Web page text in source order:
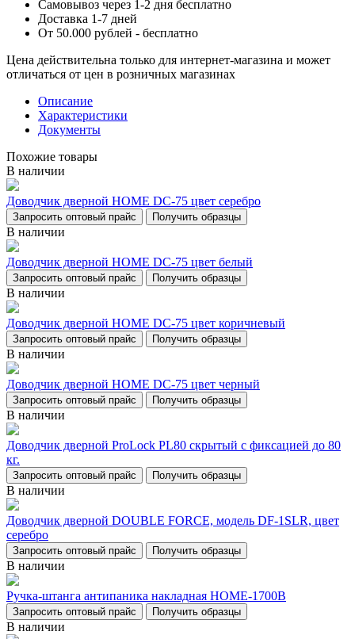
Самовывоз через 1-2 дня бесплатно
Доставка 1-7 дней
От 50.000 рублей - бесплатно
Цена действительна только для интернет-магазина и может
отличаться от цен в розничных магазинах
Описание
Характеристики
Документы
Похожие товары
В наличии
Доводчик дверной НОМЕ DC-75 цвет серебро
Запросить оптовый прайс Получить образцы
В наличии
Доводчик дверной НОМЕ DC-75 цвет белый
Запросить оптовый прайс Получить образцы
В наличии
Доводчик дверной НОМЕ DC-75 цвет коричневый
Запросить оптовый прайс Получить образцы
В наличии
Доводчик дверной НОМЕ DC-75 цвет черный
Запросить оптовый прайс Получить образцы
В наличии
Доводчик дверной ProLock PL80 скрытый с фиксацией до 80
кг.
Запросить оптовый прайс Получить образцы
В наличии
Доводчик дверной DOUBLE FORCE, модель DF-1SLR, цвет
серебро
Запросить оптовый прайс Получить образцы
В наличии
Ручка-штанга антипаника накладная НОМЕ-1700В
Запросить оптовый прайс Получить образцы
В наличии